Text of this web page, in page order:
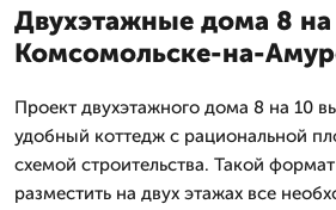
Двухэтажные дома 8 на
Комсомольске-на-
Проект двухэтажного дома 8 на 10
удобный коттедж с рациональной
схемой строительства. Такой
разместить на двух этажах все